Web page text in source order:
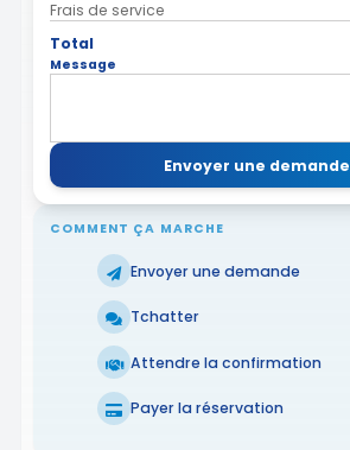
Frais de service
Total
Message
Envoyer une demande
COMMENT ÇA MARCHE
Envoyer une demande
Tchatter
Attendre la confirmation
Payer la réservation